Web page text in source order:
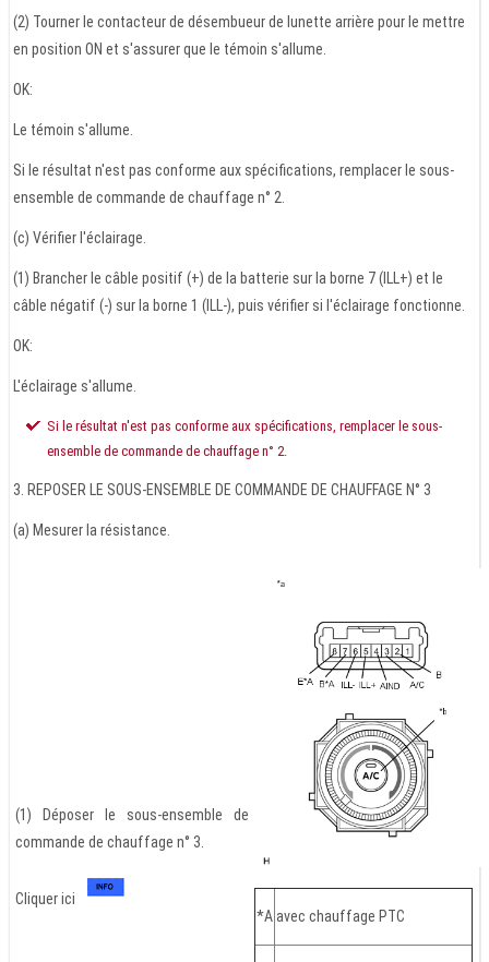
(2) Tourner le contacteur de désembueur de lunette arrière pour le mettre
en position ON et s'assurer que le témoin s'allume.
OK:
Le témoin s'allume.
Si le résultat n'est pas conforme aux spécifications, remplacer le sous-
ensemble de commande de chauffage n° 2.
(c) Vérifier l'éclairage.
(1) Brancher le câble positif (+) de la batterie sur la borne 7 (ILL+) et le
câble négatif (-) sur la borne 1 (ILL-), puis vérifier si l'éclairage fonctionne.
OK:
L'éclairage s'allume.
Si le résultat n'est pas conforme aux spécifications, remplacer le sous-
ensemble de commande de chauffage n° 2.
3. REPOSER LE SOUS-ENSEMBLE DE COMMANDE DE CHAUFFAGE N° 3
(a) Mesurer la résistance.
(1) Déposer le sous-ensemble de
commande de chauffage n° 3.
Cliquer ici
*Aavec chauffage PTC